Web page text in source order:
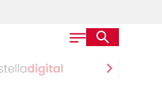
chevron_right